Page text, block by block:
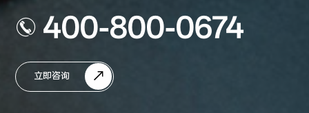
400-800-0674
立即咨询